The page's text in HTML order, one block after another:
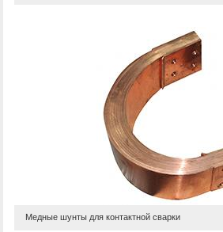
Медные шунты для контактной сварки